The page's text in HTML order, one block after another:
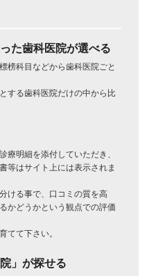
た歯科医院が選べる
榜科目などから歯科医院ごと
する歯科医院だけの中から比
療明細を添付していただき、
等はサイト上には表示されま
ける事で、口コミの質を高
かどうかという観点での評価
てて下さい。
」が探せる